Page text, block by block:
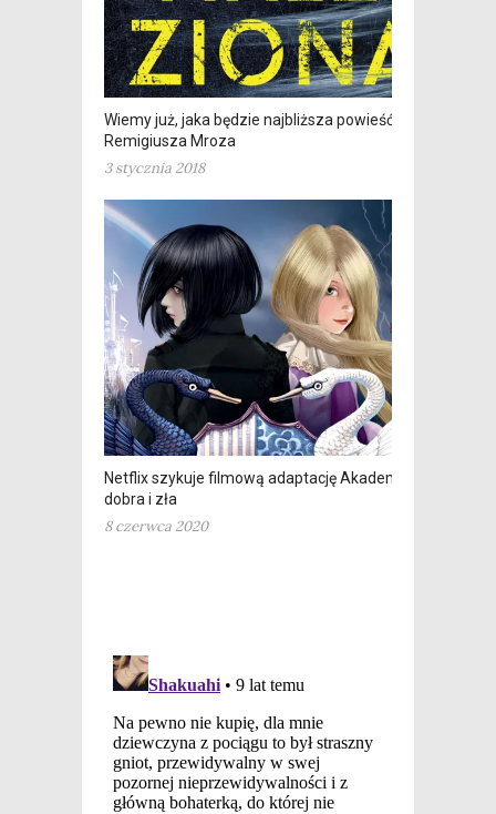
Wiemy już, jaka będzie najbliższa powieść
Remigiusza Mroza
3 stycznia 2018
Netflix szykuje filmową adaptację Akademii
dobra i zła
8 czerwca 2020